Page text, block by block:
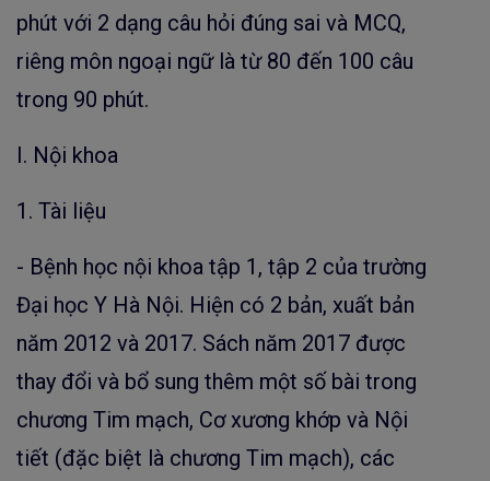
phút với 2 dạng câu hỏi đúng sai và MCQ,
riêng môn ngoại ngữ là từ 80 đến 100 câu
trong 90 phút.
I. Nội khoa
1. Tài liệu
- Bệnh học nội khoa tập 1, tập 2 của trường
Đại học Y Hà Nội. Hiện có 2 bản, xuất bản
năm 2012 và 2017. Sách năm 2017 được
thay đổi và bổ sung thêm một số bài trong
chương Tim mạch, Cơ xương khớp và Nội
tiết (đặc biệt là chương Tim mạch), các